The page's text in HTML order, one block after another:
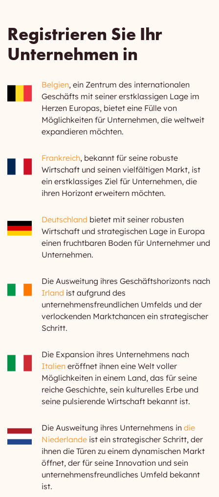
Registrieren Sie Ihr
Unternehmen in
Belgien, ein Zentrum des internationalen
Geschäfts mit seiner erstklassigen Lage im
Herzen Europas, bietet eine Fülle von
Möglichkeiten für Unternehmen, die weltweit
expandieren möchten.
Frankreich, bekannt für seine robuste
Wirtschaft und seinen vielfältigen Markt, ist
ein erstklassiges Ziel für Unternehmen, die
ihren Horizont erweitern möchten.
Deutschland bietet mit seiner robusten
Wirtschaft und strategischen Lage in Europa
einen fruchtbaren Boden für Unternehmer und
Unternehmen.
Die Ausweitung ihres Geschäftshorizonts nach
Irland ist aufgrund des
unternehmensfreundlichen Umfelds und der
verlockenden Marktchancen ein strategischer
Schritt.
Die Expansion ihres Unternehmens nach
Italien eröffnet ihnen eine Welt voller
Möglichkeiten in einem Land, das für seine
reiche Geschichte, sein kulturelles Erbe und
seine pulsierende Wirtschaft bekannt ist.
Die Ausweitung ihres Unternehmens in die
Niederlande ist ein strategischer Schritt, der
ihnen die Türen zu einem dynamischen Markt
öffnet, der für seine Innovation und sein
unternehmensfreundliches Umfeld bekannt
ist.